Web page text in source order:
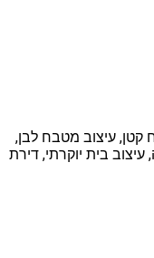
קטן, עיצוב מטבח לבן,
בית יוקרתי, דירת